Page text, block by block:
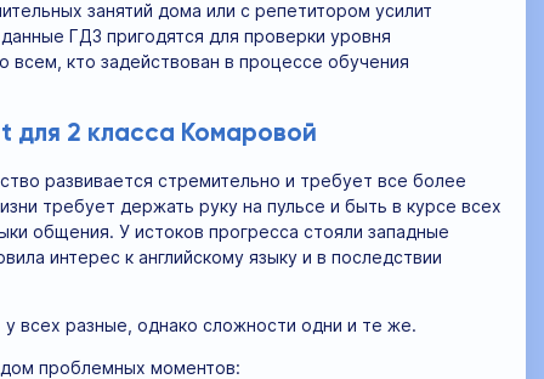
занятий дома или с репетитором усилит
ГДЗ пригодятся для проверки уровня
всем, кто задействован в процессе обучения
для 2 класса Комаровой
развивается стремительно и требует все более
требует держать руку на пульсе и быть в курсе всех
общения. У истоков прогресса стояли западные
интерес к английскому языку и в последствии
всех разные, однако сложности одни и те же.
проблемных моментов: